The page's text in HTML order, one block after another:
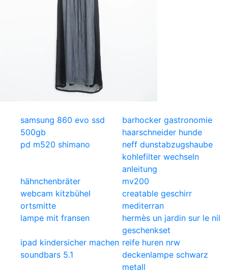
samsung 860 evo ssd
500gb
barhocker gastronomie
haarschneider hunde
pd m520 shimano
neff dunstabzugshaube
kohlefilter wechseln
anleitung
hähnchenbräter
mv200
webcam kitzbühel
ortsmitte
creatable geschirr
mediterran
lampe mit fransen
hermès un jardin sur le nil
geschenkset
ipad kindersicher machen reife huren nrw
soundbars 5.1
deckenlampe schwarz
metall